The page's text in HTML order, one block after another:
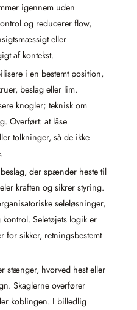
igennem uden
og reducerer flow,
eller
af kontekst.
i en bestemt position,
beslag eller lim.
knogler; teknisk om
Overført: at låse
tolkninger, så de ikke
der spænder heste til
kraften og sikrer styring.
seleløsninger,
Seletøjets logik er
for sikker, retningsbestemt
stænger, hvorved hest eller
Skaglerne overfører
koblingen. I billedlig